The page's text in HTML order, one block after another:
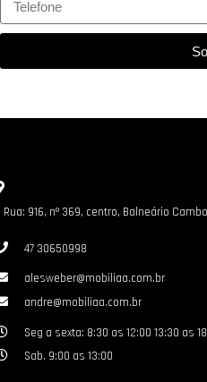
Rua: 916, nº 369, centro, Balneário
47 30650998
alesweber@mobiliaa.com.br
andre@mobiliaa.com.br
Seg a sexta: 8:30 as 12:00 13:30 as
Sab. 9:00 as 13:00